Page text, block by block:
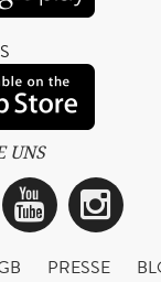
UNS
PRESSE